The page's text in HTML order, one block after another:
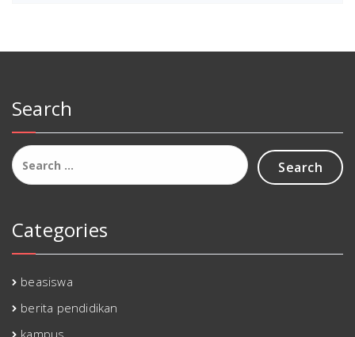
Search
Search
for:
Categories
beasiswa
berita pendidikan